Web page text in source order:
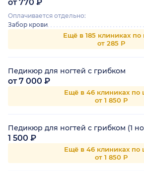
от 770 ₽
Оплачивается отдельно:
Забор крови
Ещё в 185 клиниках по
от 285 Р
Педикюр для ногтей с грибком
от 7 000 ₽
Ещё в 46 клиниках по
от 1 850 Р
Педикюр для ногтей с грибком (1
1 500 ₽
Ещё в 46 клиниках по
от 1 850 Р